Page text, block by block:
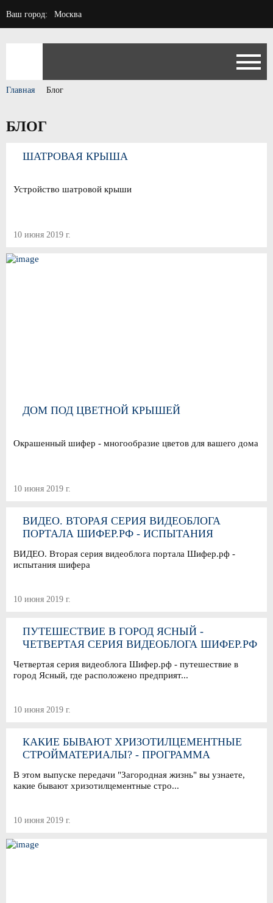
Ваш город: Москва
Главная Блог
БЛОГ
ШАТРОВАЯ КРЫША
Устройство шатровой крыши
10 июня 2019 г.
ДОМ ПОД ЦВЕТНОЙ КРЫШЕЙ
Окрашенный шифер - многообразие цветов для вашего дома
10 июня 2019 г.
ВИДЕО. ВТОРАЯ СЕРИЯ ВИДЕОБЛОГА
ПОРТАЛА ШИФЕР.РФ - ИСПЫТАНИЯ
ВИДЕО. Вторая серия видеоблога портала Шифер.рф -
испытания шифера
10 июня 2019 г.
ПУТЕШЕСТВИЕ В ГОРОД ЯСНЫЙ -
ЧЕТВЕРТАЯ СЕРИЯ ВИДЕОБЛОГА ШИФЕР.РФ
Четвертая серия видеоблога Шифер.рф - путешествие в
город Ясный, где расположено предприят...
10 июня 2019 г.
КАКИЕ БЫВАЮТ ХРИЗОТИЛЦЕМЕНТНЫЕ
СТРОЙМАТЕРИАЛЫ? - ПРОГРАММА
В этом выпуске передачи "Загородная жизнь" вы узнаете,
какие бывают хризотилцементные стро...
10 июня 2019 г.